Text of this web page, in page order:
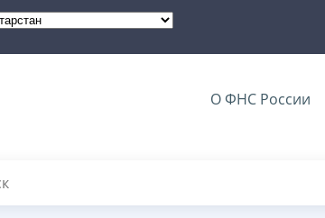
О ФНС России